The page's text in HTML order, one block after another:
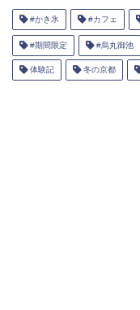
#かき氷 #カフェ
#期間限定 #烏丸御池
体験記 冬の京都